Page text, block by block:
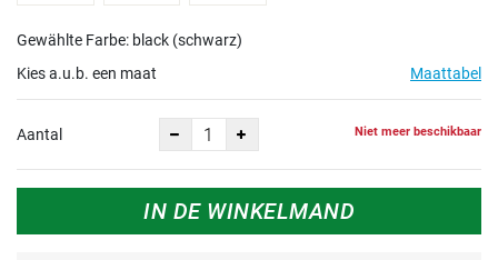
Gewählte Farbe: black (schwarz)
Kies a.u.b. een maat
Maattabel
Aantal Niet meer beschikbaar
IN DE WINKELMAND